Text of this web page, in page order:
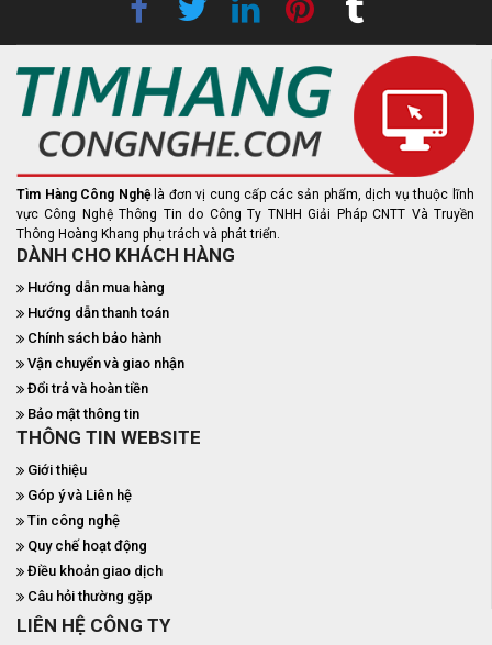
Tìm Hàng Công Nghệ là đơn vị cung cấp các sản phẩm, dịch vụ thuộc lĩnh
vực Công Nghệ Thông Tin do Công Ty TNHH Giải Pháp CNTT Và Truyền
Thông Hoàng Khang phụ trách và phát triển.
DÀNH CHO KHÁCH HÀNG
Hướng dẫn mua hàng
Hướng dẫn thanh toán
Chính sách bảo hành
Vận chuyển và giao nhận
Đổi trả và hoàn tiền
Bảo mật thông tin
THÔNG TIN WEBSITE
Giới thiệu
Góp ý và Liên hệ
Tin công nghệ
Quy chế hoạt động
Điều khoản giao dịch
Câu hỏi thường gặp
LIÊN HỆ CÔNG TY